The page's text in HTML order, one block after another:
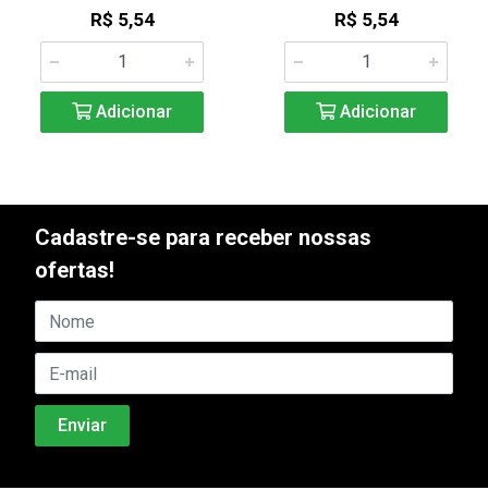
R$ 5,54
Adicionar
R$ 5,54
Adicionar
Cadastre-se para receber nossas
ofertas!